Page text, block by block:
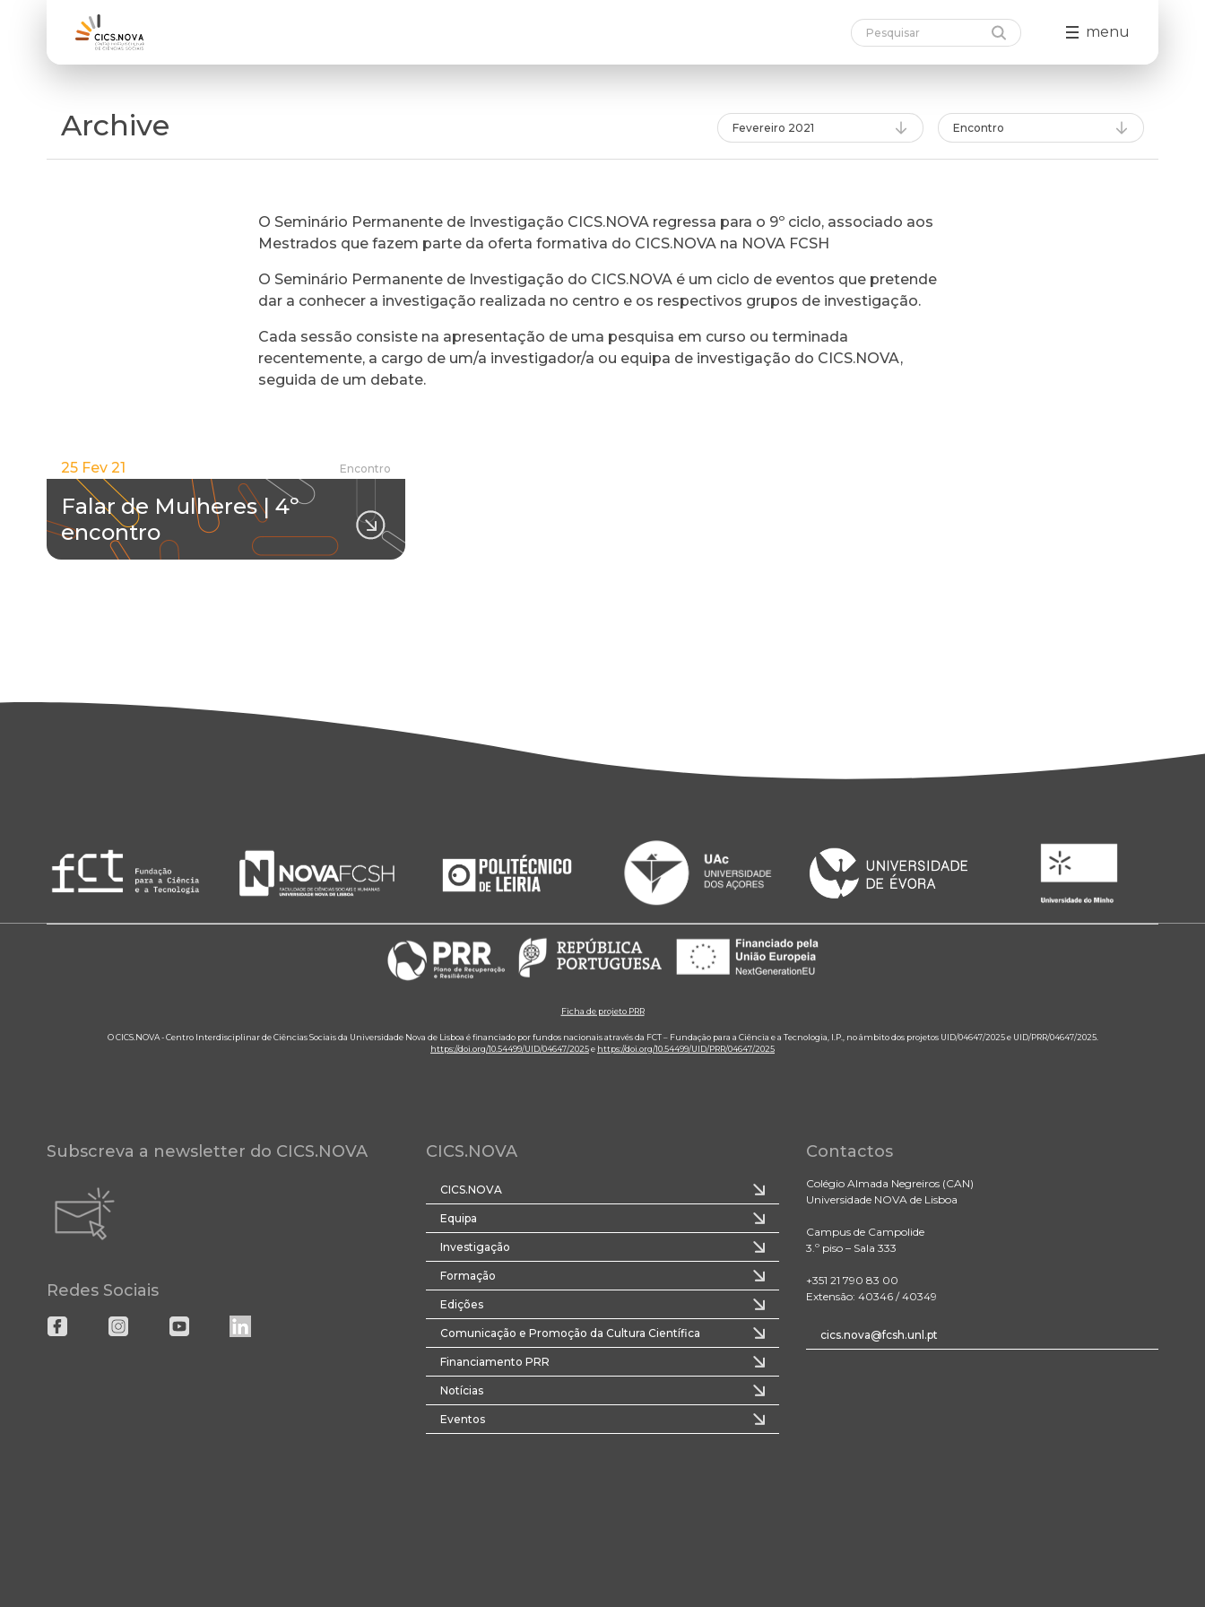
menu
Archive Fevereiro 2021 Encontro
O Seminário Permanente de Investigação CICS.NOVA regressa para o 9º ciclo, associado aos
Mestrados que fazem parte da oferta formativa do CICS.NOVA na NOVA FCSH
O Seminário Permanente de Investigação do CICS.NOVA é um ciclo de eventos que pretende
dar a conhecer a investigação realizada no centro e os respectivos grupos de investigação.
Cada sessão consiste na apresentação de uma pesquisa em curso ou terminada
recentemente, a cargo de um/a investigador/a ou equipa de investigação do CICS.NOVA,
seguida de um debate.
25 Fev 21 Encontro
Falar de Mulheres | 4º
encontro
Ficha de projeto PRR
O CICS.NOVA - Centro Interdisciplinar de Ciências Sociais da Universidade Nova de Lisboa é financiado por fundos nacionais através da FCT – Fundação para a Ciência e a Tecnologia, I.P., no âmbito dos projetos UID/04647/2025 e UID/PRR/04647/2025.
https://doi.org/10.54499/UID/04647/2025e https://doi.org/10.54499/UID/PRR/04647/2025
Subscreva a newsletter do CICS.NOVA
Redes Sociais
CICS.NOVA
CICS.NOVA
Equipa
Investigação
Formação
Edições
Comunicação e Promoção da Cultura Científica
Financiamento PRR
Notícias
Eventos
Contactos
Colégio Almada Negreiros (CAN)
Universidade NOVA de Lisboa
Campus de Campolide
3.º piso – Sala 333
+351 21 790 83 00
Extensão: 40346 / 40349
cics.nova@fcsh.unl.pt